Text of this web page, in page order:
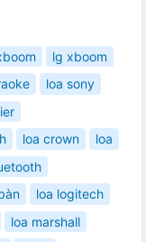
lg xboom
loa sony
loa crown
loa
loa logitech
loa marshall